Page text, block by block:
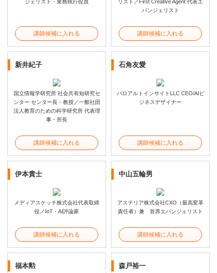
ジェリスト・業務執行役員
講師候補に入れる
リスト／First Creative Agent 代表エ
バンジェリスト
講師候補に入れる
新井紀子
国立情報学研究所 社会共有知研究セ
ンター センター長・教授／一般社団
法人教育のための科学研究所 代表理
事・所長
講師候補に入れる
石角友愛
パロアルトインサイトLLC CEO/AIビ
ジネスデザイナー
講師候補に入れる
伊本貴士
メディアスケッチ株式会社代表取締
役／IoT・AI評論家
講師候補に入れる
中山五輪男
アステリア株式会社CXO（最高変革
責任者）兼 首席エバンジェリスト
講師候補に入れる
福本勲 森戸裕一